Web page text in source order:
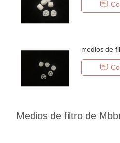
medios de
Medios de filtro de